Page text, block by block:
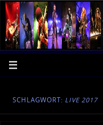
SCHLAGWORT: LIVE 2017